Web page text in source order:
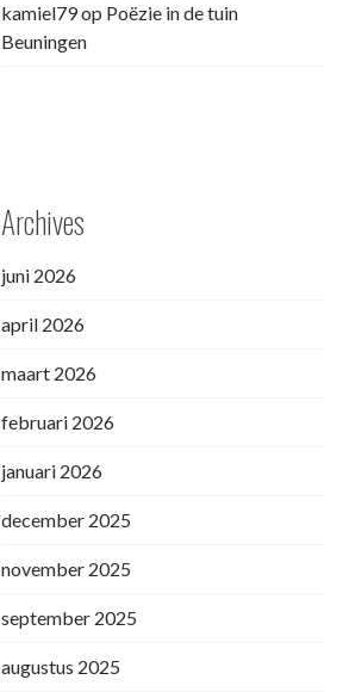
kamiel79op Poëzie in de tuin
Beuningen
Archives
juni 2026
april 2026
maart 2026
februari 2026
januari 2026
december 2025
november 2025
september 2025
augustus 2025